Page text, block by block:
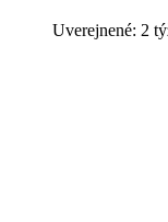
Uverejnené: 2